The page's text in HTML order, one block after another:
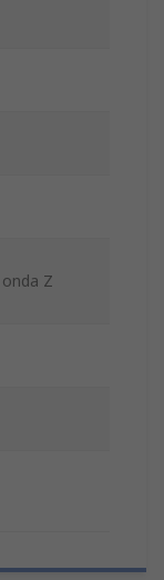
Z